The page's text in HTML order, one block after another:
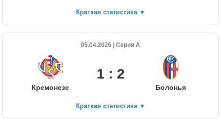
Краткая статистика ▼
05.04.2026 | Серия А
Кремонезе
1 : 2
Болонья
Краткая статистика ▼